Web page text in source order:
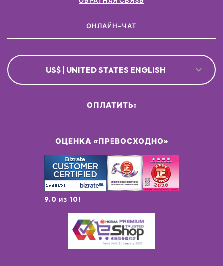
ОНЛАЙН-ЧАТ
US$ | UNITED STATES ENGLISH
ОЦЕНКА «ПРЕВОСХОДНО»
9.0 из 10!
ОПЛАТИТЬ: